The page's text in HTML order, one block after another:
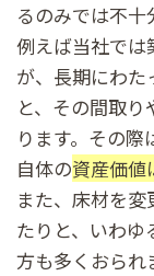
るのみでは不十
例えば当社では
が、長期にわた
と、その間取
ります。その
自体の資産価値
また、床材を
たりと、いわゆ
方も多くおられ